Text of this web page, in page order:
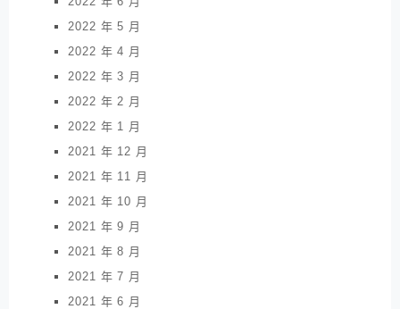
2022 年 5 月
2022 年 4 月
2022 年 3 月
2022 年 2 月
2022 年 1 月
2021 年 12 月
2021 年 11 月
2021 年 10 月
2021 年 9 月
2021 年 8 月
2021 年 7 月
2021 年 6 月